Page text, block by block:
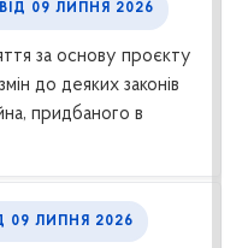
ВІД 09 ЛИПНЯ 2026
за основу проєкту
до деяких законів
придбаного в
09 ЛИПНЯ 2026